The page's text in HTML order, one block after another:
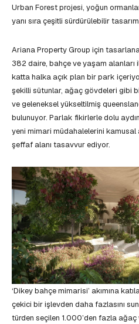
Urban Forest projesi, yoğun
yanı sıra çeşitli sürdürülebilir
Ariana Property Group için
382 daire, bahçe ve yaşam alanları
katta halka açık plan bir park
şekilli sütunlar, ağaç gövdeleri gibi
ve geleneksel yükseltilmiş
bulunuyor. Parlak fikirlerle dolu
yeni mimari müdahalelerini
şeffaf alanı tasavvur ediyor.
‘Dikey bahçe mimarisi’ akımına
çekici bir işlevden daha fazlasını
türden seçilen 1.000’den fazla